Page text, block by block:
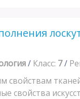
/ Класс: 7/
свойствам
свойства